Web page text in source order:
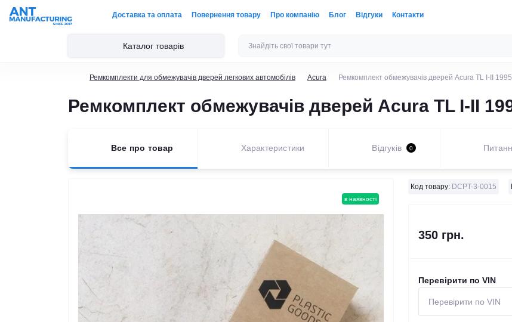
Доставка та оплата Повернення товару Про компанію Блог Відгуки Контакти
Каталог товарів
Ремкомплекти для обмежувачів дверей легкових автомобілів Acura Ремкомплект обмежувачів дверей Acura TL I-II
Ремкомплект обмежувачів дверей Acura TL I-II
Все про товар Характеристики Відгуків 0
в наявності
Код товару: DCPT-3-0015
350 грн.
Перевірити по VIN